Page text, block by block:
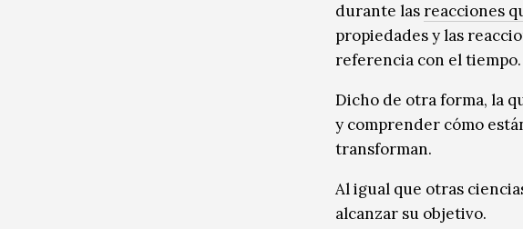
durante lasreacciones
propiedades y las
referencia con el tiempo. ​
Dicho de otra forma, la
y comprender cómo
transforman.
Al igual que otras
alcanzar su objetivo.